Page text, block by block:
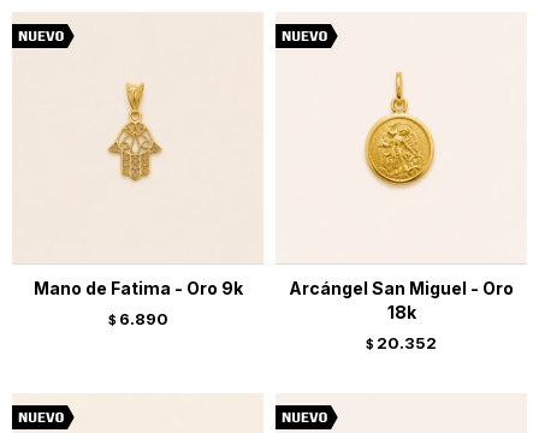
Mano de Fatima - Oro 9k
$ 6.890
Arcángel San Miguel - Oro
18k
$ 20.352